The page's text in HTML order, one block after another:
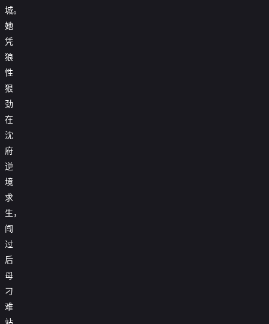
城。
她
凭
狼
性
狠
劲
在
沈
府
逆
境
求
生，
闯
过
后
母
刁
难